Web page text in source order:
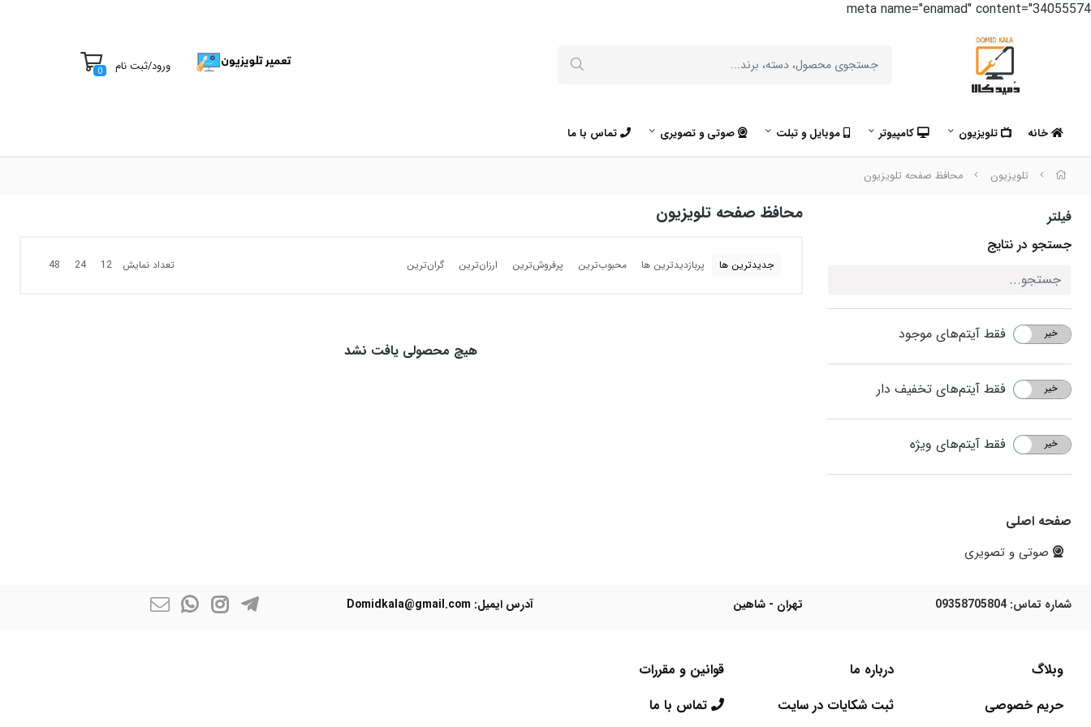
meta name="enamad" content="34055574
ورود/ثبت نام 0
خانه تلویزیون کامپیوتر موبایل و تبلت صوتی و تصویری تماس با ما
تلویزیون محافظ صفحه تلویزیون
فیلتر
جستجو در نتایج
بله خیر فقط آیتم‌های موجود
بله خیر فقط آیتم‌های تخفیف دار
بله خیر فقط آیتم‌های ویژه
صفحه اصلی
صوتی و تصویری
محافظ صفحه تلویزیون
جدیدترین ها پربازدیدترین ها محبوب‌‌ترین پرفروش‌ترین ارزان‌ترین گران‌ترین تعداد نمایش 12
24
48
هیچ محصولی یافت نشد
شماره تماس: 09358705804 تهران - شاهین آدرس ایمیل: Domidkala@gmail.com
وبلاگ درباره ما
قوانین و مقررات
حریم خصوصی
ثبت شکایات در سایت تماس با ما